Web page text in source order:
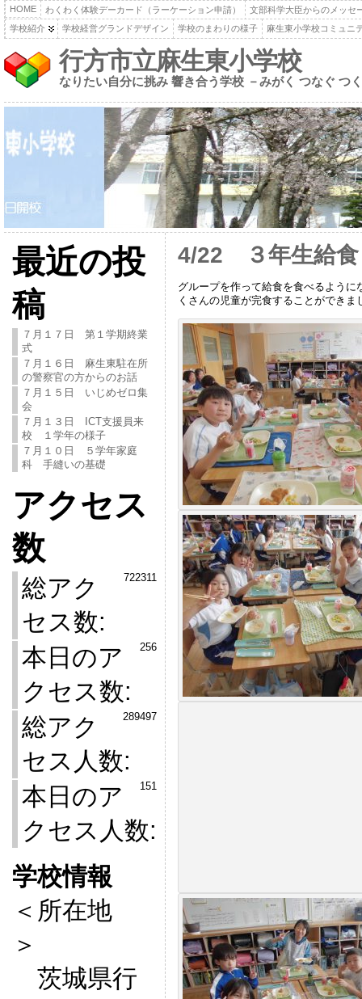
HOME わくわく体験デーカード（ラーケーション申請）
文部科学大臣からのメッセ
学校紹介
学校経営グランドデザイン 学校のまわりの様子 麻生東小学校コミュニ
行方市立麻生東小学校
なりたい自分に挑み 響き合う学校 －みがく つなぐ つ
最近の投
稿
７月１７日 第１学期終業
式
７月１６日 麻生東駐在所
の警察官の方からのお話
７月１５日 いじめゼロ集
会
７月１３日 ICT支援員来
校 １学年の様子
７月１０日 ５学年家庭
科 手縫いの基礎
アクセス
数
722311
総アク
セス数:
256
本日のア
クセス数:
289497
総アク
セス人数:
151
本日のア
クセス人数:
学校情報
＜所在地
＞
茨城県行
4/22 ３年生給食
グループを作って給食を食べるよう
くさんの児童が完食することができま